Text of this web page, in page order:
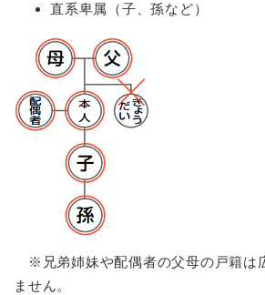
直系卑属（子、孫など）
※兄弟姉妹や配偶者の父母の戸籍は
ません。